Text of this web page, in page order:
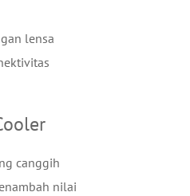
lensa
canggih
nilai